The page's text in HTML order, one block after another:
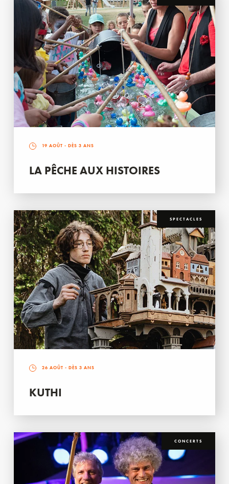
19 AOÛT - DÈS 3 ANS
LA PÊCHE AUX HISTOIRES
SPECTACLES
26 AOÛT - DÈS 3 ANS
KUTHI
CONCERTS